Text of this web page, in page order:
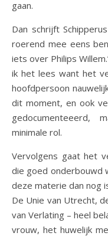
gaan.
Dan schrijft
roerend mee eens
iets over Philips
ik het lees want het
hoofdpersoon
dit moment, en ook
gedocumenteeerd,
minimale rol.
Vervolgens gaat het
die goed onderbouwd
deze materie dan nog
De Unie van Utrecht,
van Verlating – heel
vrouw, het huwelijk